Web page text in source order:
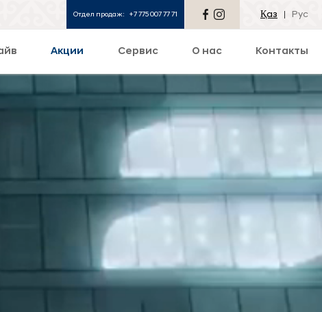
Отдел продаж: +7 775 007 77 71 Қаз Рус
Акции Сервис О нас Контакты